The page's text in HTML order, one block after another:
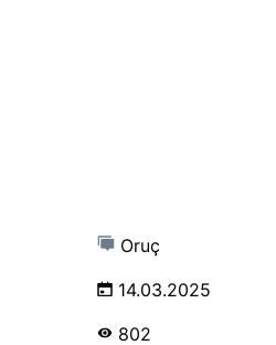
Oruç
14.03.2025
802